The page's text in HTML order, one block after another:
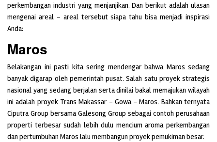
perkembangan industri yang menjanjikan. Dan berikut adalah ulasan
mengenai areal – areal tersebut siapa tahu bisa menjadi inspirasi
Anda:
Maros
Belakangan ini pasti kita sering mendengar bahwa Maros sedang
banyak digarap oleh pemerintah pusat. Salah satu proyek strategis
nasional yang sedang berjalan serta dinilai bakal memajukan wilayah
ini adalah proyek Trans Makassar – Gowa – Maros. Bahkan ternyata
Ciputra Group bersama Galesong Group sebagai contoh perusahaan
properti terbesar sudah lebih dulu mencium aroma perkembangan
dan pertumbuhan Maros lalu membangun proyek pemukiman besar.